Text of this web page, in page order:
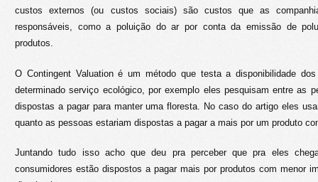
custos externos (ou custos sociais) são custos que as
responsáveis, como a poluição do ar por conta da emissão de
produtos.
O Contingent Valuation é um método que testa a disponibilidade
determinado serviço ecológico, por exemplo eles pesquisam entre as
dispostas a pagar para manter uma floresta. No caso do artigo eles
quanto as pessoas estariam dispostas a pagar a mais por um produto
Juntando tudo isso acho que deu pra perceber que pra eles
consumidores estão dispostos a pagar mais por produtos com menor